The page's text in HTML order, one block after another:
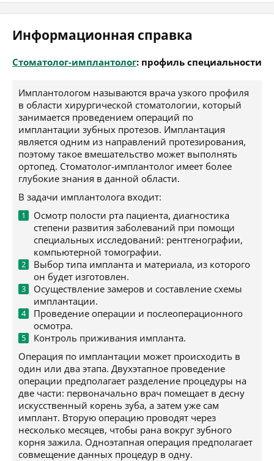
Информационная справка
Стоматолог-имплантолог: профиль специальности
Имплантологом называются врача узкого профиля
в области хирургической стоматологии, который
занимается проведением операций по
имплантации зубных протезов. Имплантация
является одним из направлений протезирования,
поэтому такое вмешательство может выполнять
ортопед. Стоматолог-имплантолог имеет более
глубокие знания в данной области.
В задачи имплантолога входит:
Осмотр полости рта пациента, диагностика
степени развития заболеваний при помощи
специальных исследований: рентгенографии,
компьютерной томографии.
Выбор типа импланта и материала, из которого
он будет изготовлен.
Осуществление замеров и составление схемы
имплантации.
Проведение операции и послеоперационного
осмотра.
Контроль приживания импланта.
Операция по имплантации может происходить в
один или два этапа. Двухэтапное проведение
операции предполагает разделение процедуры на
две части: первоначально врач помещает в десну
искусственный корень зуба, а затем уже сам
имплант. Вторую операцию проводят через
несколько месяцев, чтобы рана вокруг зубного
корня зажила. Одноэтапная операция предполагает
совмещение данных процедур в одну.